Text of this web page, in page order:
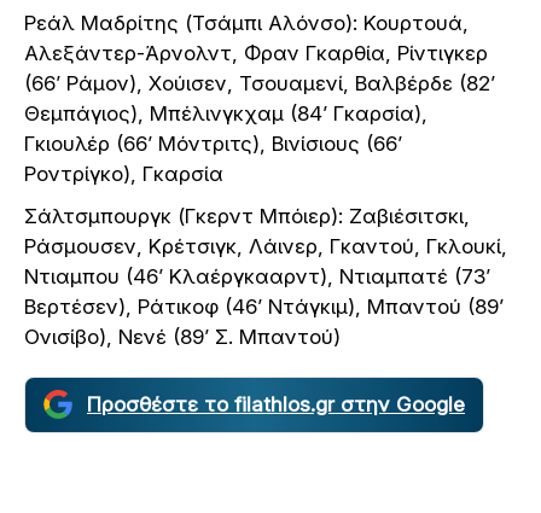
Ρεάλ Μαδρίτης (Τσάμπι Αλόνσο): Κουρτουά,
Αλεξάντερ-Άρνολντ, Φραν Γκαρθία, Ρίντιγκερ
(66’ Ράμον), Χούισεν, Τσουαμενί, Βαλβέρδε (82’
Θεμπάγιος), Μπέλινγκχαμ (84’ Γκαρσία),
Γκιουλέρ (66’ Μόντριτς), Βινίσιους (66’
Ροντρίγκο), Γκαρσία
Σάλτσμπουργκ (Γκερντ Μπόιερ): Ζαβιέσιτσκι,
Ράσμουσεν, Κρέτσιγκ, Λάινερ, Γκαντού, Γκλουκί,
Ντιαμπου (46’ Κλαέργκααρντ), Ντιαμπατέ (73’
Βερτέσεν), Ράτικοφ (46’ Ντάγκιμ), Μπαντού (89’
Ονισίβο), Νενέ (89’ Σ. Μπαντού)
Προσθέστε το filathlos.gr στην Google